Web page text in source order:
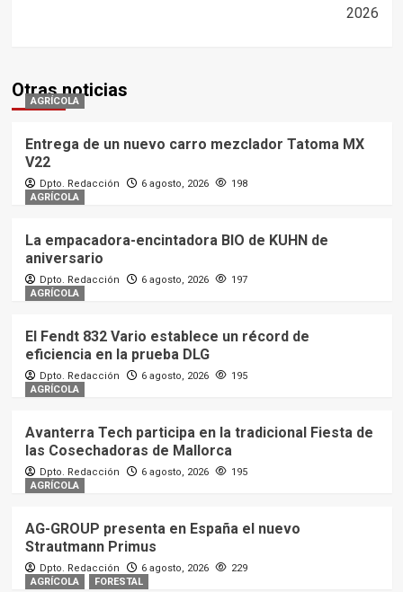
2026
Otras noticias
AGRÍCOLA
Entrega de un nuevo carro mezclador Tatoma MX
V22
Dpto. Redacción 6 agosto, 2026
198
AGRÍCOLA
La empacadora-encintadora BIO de KUHN de
aniversario
Dpto. Redacción 6 agosto, 2026
197
AGRÍCOLA
El Fendt 832 Vario establece un récord de
eficiencia en la prueba DLG
Dpto. Redacción 6 agosto, 2026
195
AGRÍCOLA
Avanterra Tech participa en la tradicional Fiesta de
las Cosechadoras de Mallorca
Dpto. Redacción 6 agosto, 2026
195
AGRÍCOLA
AG-GROUP presenta en España el nuevo
Strautmann Primus
Dpto. Redacción 6 agosto, 2026
229
AGRÍCOLA
FORESTAL